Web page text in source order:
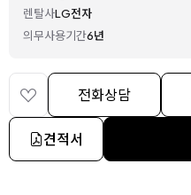
렌탈사LG전자
의무사용기간6년
전화상담
견적서